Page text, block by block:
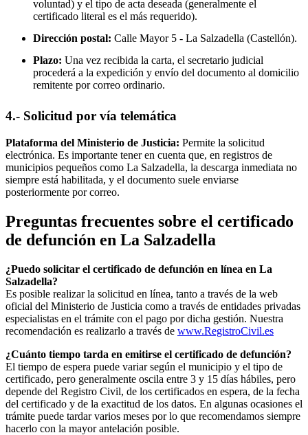
voluntad) y el tipo de acta deseada (generalmente el
certificado literal es el más requerido).
Dirección postal: Calle Mayor 5 - La Salzadella (Castellón).
Plazo: Una vez recibida la carta, el secretario judicial
procederá a la expedición y envío del documento al domicilio
remitente por correo ordinario.
4.- Solicitud por vía telemática
Plataforma del Ministerio de Justicia: Permite la solicitud
electrónica. Es importante tener en cuenta que, en registros de
municipios pequeños como La Salzadella, la descarga inmediata no
siempre está habilitada, y el documento suele enviarse
posteriormente por correo.
Preguntas frecuentes sobre el certificado
de defunción en La Salzadella
¿Puedo solicitar el certificado de defunción en línea en La
Salzadella?
Es posible realizar la solicitud en línea, tanto a través de la web
oficial del Ministerio de Justicia como a través de entidades privadas
especialistas en el trámite con el pago por dicha gestión. Nuestra
recomendación es realizarlo a través de www.RegistroCivil.es
¿Cuánto tiempo tarda en emitirse el certificado de defunción?
El tiempo de espera puede variar según el municipio y el tipo de
certificado, pero generalmente oscila entre 3 y 15 días hábiles, pero
depende del Registro Civil, de los certificados en espera, de la fecha
del certificado y de la exactitud de los datos. En algunas ocasiones el
trámite puede tardar varios meses por lo que recomendamos siempre
hacerlo con la mayor antelación posible.